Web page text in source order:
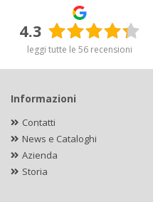
4.3
leggi tutte le 56 recensioni
Informazioni
Contatti
News e Cataloghi
Azienda
Storia